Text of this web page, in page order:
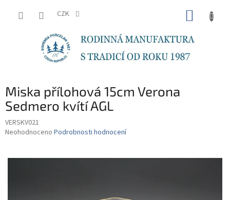
CZK
Miska přílohová 15cm Verona
Sedmero kvítí AGL
VERSKV021
Průměrné
je
Neohodnoceno Podrobnosti hodnocení